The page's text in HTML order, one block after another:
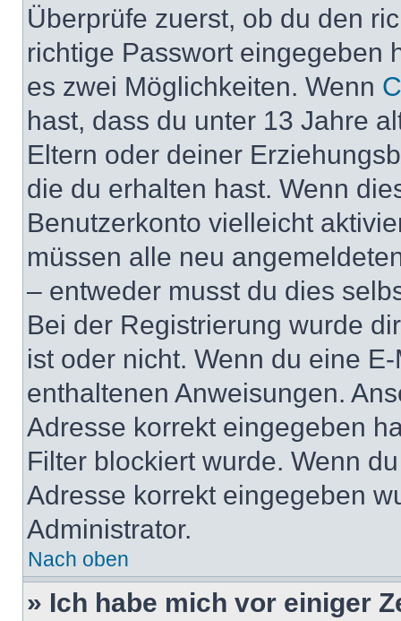
Überprüfe zuerst, ob du den
richtige Passwort eingegeben
es zwei Möglichkeiten. Wenn
hast, dass du unter 13 Jahre
Eltern oder deiner
die du erhalten hast. Wenn
Benutzerkonto vielleicht
müssen alle neu
– entweder musst du dies
Bei der Registrierung wurde
ist oder nicht. Wenn du eine
enthaltenen Anweisungen.
Adresse korrekt eingegeben
Filter blockiert wurde. Wenn
Adresse korrekt eingegeben
Administrator.
Nach oben
» Ich habe mich vor einiger